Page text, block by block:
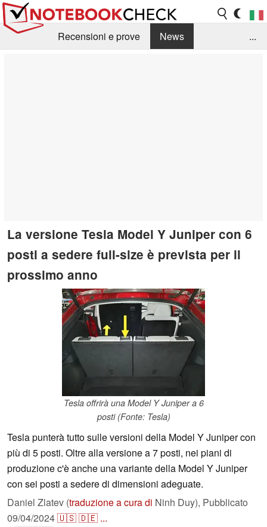
Recensioni e prove
News
...
La versione Tesla Model Y Juniper con 6
posti a sedere full-size è prevista per il
prossimo anno
Tesla offrirà una Model Y Juniper a 6
posti (Fonte: Tesla)
Tesla punterà tutto sulle versioni della Model Y Juniper con
più di 5 posti. Oltre alla versione a 7 posti, nei piani di
produzione c'è anche una variante della Model Y Juniper
con sei posti a sedere di dimensioni adeguate.
Daniel Zlatev (traduzione a cura di Ninh Duy), Pubblicato
09/04/2024🇺🇸🇩🇪 ...